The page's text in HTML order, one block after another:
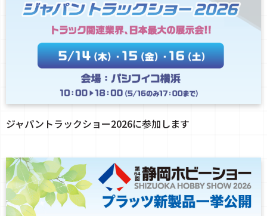
ジャパントラックショー2026に参加します